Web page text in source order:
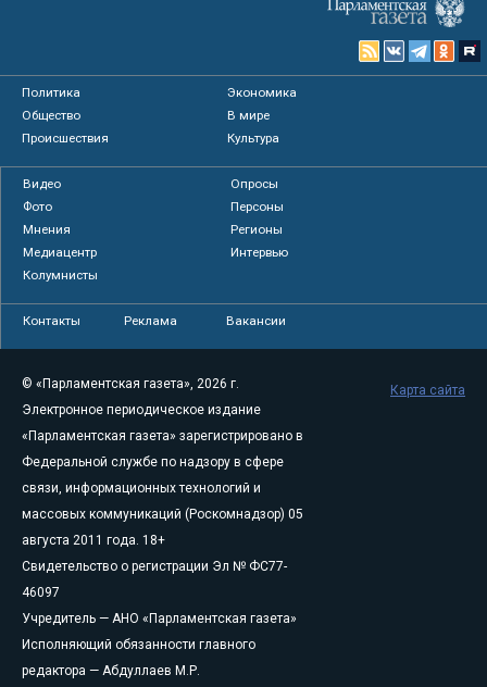
Политика
Экономика
Общество
В мире
Происшествия
Культура
Видео
Опросы
Фото
Персоны
Мнения
Регионы
Медиацентр
Интервью
Колумнисты
Контакты Реклама Вакансии
© «Парламентская газета», 2026 г.
Электронное периодическое издание
«Парламентская газета» зарегистрировано в
Федеральной службе по надзору в сфере
связи, информационных технологий и
массовых коммуникаций (Роскомнадзор) 05
августа 2011 года. 18+
Свидетельство о регистрации Эл № ФС77-
46097
Учредитель — АНО «Парламентская газета»
Исполняющий обязанности главного
редактора — Абдуллаев М.Р.
Карта сайта